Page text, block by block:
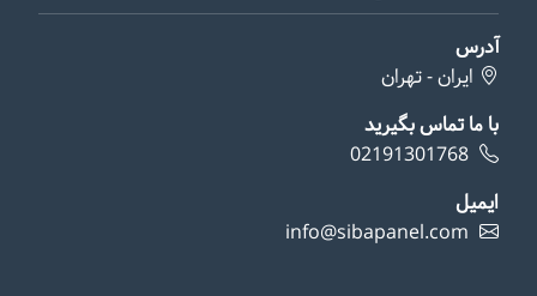
آدرس
ایران - تهران
با ما تماس بگیرید
02191301768
ایمیل
info@sibapanel.com